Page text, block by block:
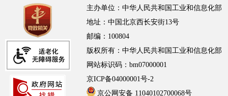
主办单位：中华人民共和国工业和信息化部
地址：中国北京西长安街13号
邮编：100804
版权所有：中华人民共和国工业和信息化部
网站标识码：bm07000001
京ICP备04000001号-2
京公网安备 11040102700068号